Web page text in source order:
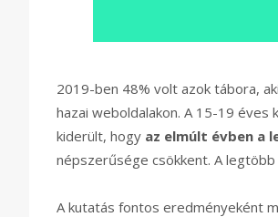
2019-ben 48% volt azok tábora,
hazai weboldalakon. A 15-19 éves
kiderült, hogy az elmúlt évben a
népszerűsége csökkent. A
A kutatás fontos eredményeként